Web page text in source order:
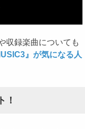
収録楽曲についても
』が気になる人
！